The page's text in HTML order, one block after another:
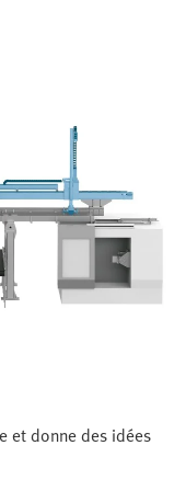
et donne des idées